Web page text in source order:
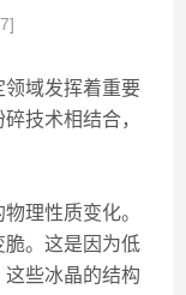
域发挥着重要
技术相结合，
理性质变化。
脆。这是因为低
些冰晶的结构